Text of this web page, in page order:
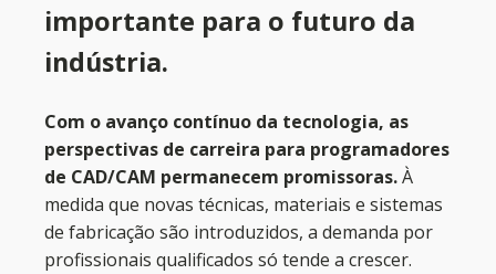
importante para o futuro da
indústria.
Com o avanço contínuo da tecnologia, as
perspectivas de carreira para programadores
de CAD/CAM permanecem promissoras.À
medida que novas técnicas, materiais e sistemas
de fabricação são introduzidos, a demanda por
profissionais qualificados só tende a crescer.